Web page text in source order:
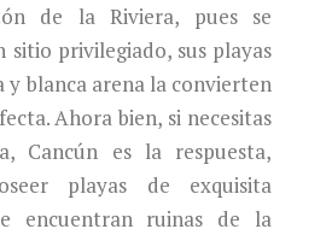
de la Riviera, pues se
sitio privilegiado, sus playas
y blanca arena la convierten
Ahora bien, si necesitas
Cancún es la respuesta,
playas de exquisita
encuentran ruinas de la